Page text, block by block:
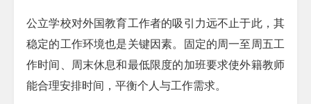
公立学校对外国教育工作者的吸引力远不止于此，其
稳定的工作环境也是关键因素。固定的周一至周五工
作时间、周末休息和最低限度的加班要求使外籍教师
能合理安排时间，平衡个人与工作需求。